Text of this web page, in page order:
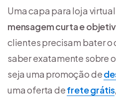
Uma capa para loja
mensagem curta e
clientes precisam bater o
saber exatamente sobre
seja uma promoção de
uma oferta defrete grátis